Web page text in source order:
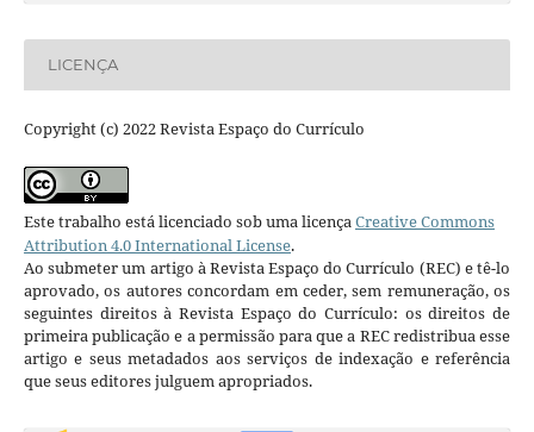
LICENÇA
Copyright (c) 2022 Revista Espaço do Currículo
Este trabalho está licenciado sob uma licençaCreative Commons
Attribution 4.0 International License.
Ao submeter um artigo à Revista Espaço do Currículo (REC) e tê-lo
aprovado, os autores concordam em ceder, sem remuneração, os
seguintes direitos à Revista Espaço do Currículo: os direitos de
primeira publicação e a permissão para que a REC redistribua esse
artigo e seus metadados aos serviços de indexação e referência
que seus editores julguem apropriados.